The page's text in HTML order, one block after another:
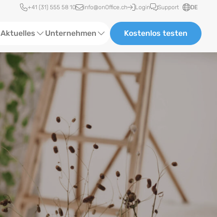
Schnellzugriff
+41 (31) 555 58 10 info@onOffice.ch Login Support DE
Aktuelles
Webinare
News
Blog
Unternehmen
Über uns
Partner & Kooperationen
Karriere
Kostenlos testen